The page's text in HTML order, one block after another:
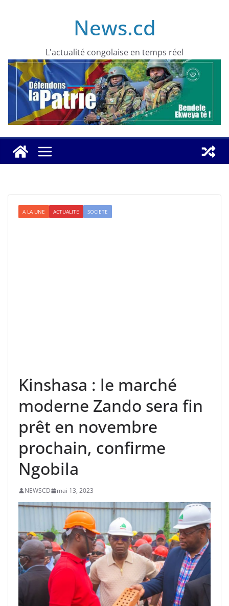
News.cd
L'actualité congolaise en temps réel
A LA UNE ACTUALITE SOCIETE
Kinshasa : le marché
moderne Zando sera fin
prêt en novembre
prochain, confirme
Ngobila
NEWSCD mai 13, 2023